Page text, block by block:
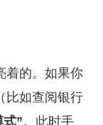
着的。如果你
比如查阅银行
式”。此时手